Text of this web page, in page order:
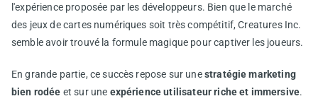
l'expérience proposée par les développeurs. Bien que le marché
des jeux de cartes numériques soit très compétitif, Creatures Inc.
semble avoir trouvé la formule magique pour captiver les joueurs.
En grande partie, ce succès repose sur unestratégie marketing
bien rodée et sur une expérience utilisateur riche et immersive.